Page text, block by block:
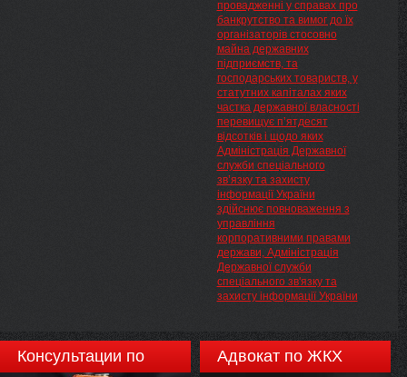
провадженні у справах про
банкрутство та вимог до їх
організаторів стосовно
майна державних
підприємств, та
господарських товариств, у
статутних капіталах яких
частка державної власності
перевищує п’ятдесят
відсотків і щодо яких
Адміністрація Державної
служби спеціального
зв’язку та захисту
інформації України
здійснює повноваження з
управління
корпоративними правами
держави, Адміністрація
Державної служби
спеціального зв'язку та
захисту інформації України
Консультации по
Адвокат по ЖКХ